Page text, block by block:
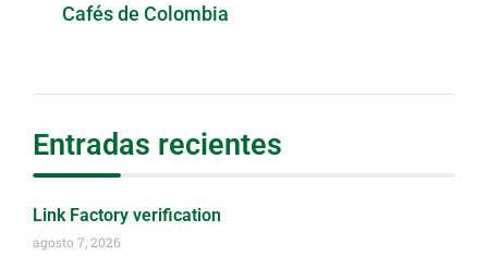
Cafés de Colombia
Entradas recientes
Link Factory verification
agosto 7, 2026